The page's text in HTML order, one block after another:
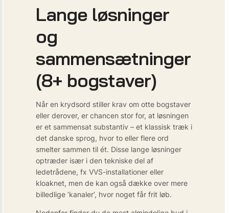
Lange løsninger
og
sammensætninger
(8+ bogstaver)
Når en krydsord stiller krav om otte bogstaver
eller derover, er chancen stor for, at løsningen
er et sammensat substantiv – et klassisk træk i
det danske sprog, hvor to eller flere ord
smelter sammen til ét. Disse lange løsninger
optræder især i den tekniske del af
ledetrådene, fx VVS-installationer eller
kloaknet, men de kan også dække over mere
billedlige ’kanaler’, hvor noget får frit løb.